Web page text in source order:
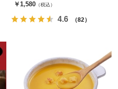
￥1,580 （税込）
4.6 （82）